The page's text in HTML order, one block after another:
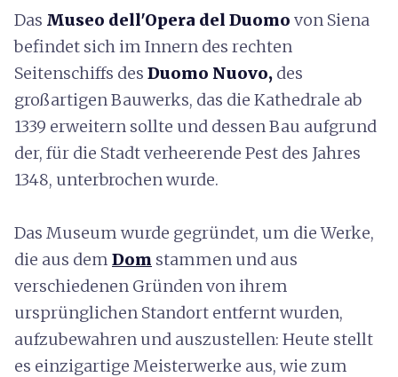
Das Museo dell'Opera del Duomo von Siena
befindet sich im Innern des rechten
Seitenschiffs des Duomo Nuovo, des
großartigen Bauwerks, das die Kathedrale ab
1339 erweitern sollte und dessen Bau aufgrund
der, für die Stadt verheerende Pest des Jahres
1348, unterbrochen wurde.
Das Museum wurde gegründet, um die Werke,
die aus dem Dom stammen und aus
verschiedenen Gründen von ihrem
ursprünglichen Standort entfernt wurden,
aufzubewahren und auszustellen: Heute stellt
es einzigartige Meisterwerke aus, wie zum